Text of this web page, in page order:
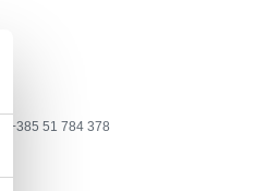
+385 51 784 378